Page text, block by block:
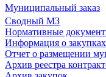
Муниципальный заказ
Сводный МЗ
Нормативные
Информация о
Отчет о размещении
Архив реестра